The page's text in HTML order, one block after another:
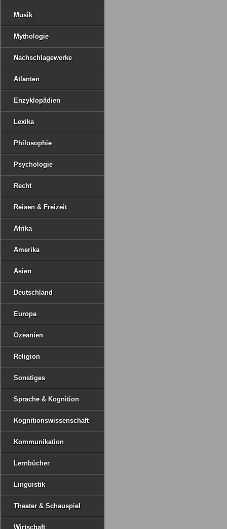
Musik
Mythologie
Nachschlagewerke
Atlanten
Enzyklopädien
Lexika
Philosophie
Psychologie
Recht
Reisen & Freizeit
Afrika
Amerika
Asien
Deutschland
Europa
Ozeanien
Religion
Sonstiges
Sprache & Kognition
Kognitionswissenschaft
Kommunikation
Lernbücher
Linguistik
Theater & Schauspiel
Wirtschaft